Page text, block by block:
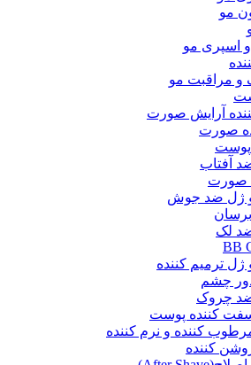
مو
صورت
جوش
کننده
پوست
و نرم کننده